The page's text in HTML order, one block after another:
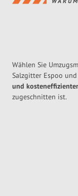
Wählen Sie
Salzgitter Espoo
und
zugeschnitten ist.